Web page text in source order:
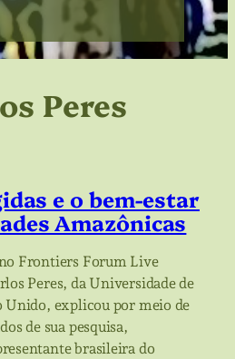
Peres
e o bem-estar
Amazônicas
Frontiers Forum Live
Peres, da Universidade de
Unido, explicou por meio de
de sua pesquisa,
brasileira do